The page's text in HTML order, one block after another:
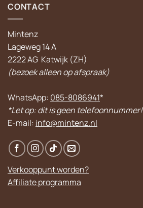
CONTACT
Mintenz
Lageweg 14 A
2222 AG Katwijk (ZH)
(bezoek alleen op afspraak)
WhatsApp: 085-8086941*
*Let op: dit is geen telefoonnummer!
E-mail: info@mintenz.nl
Verkooppunt worden?
Affiliate programma